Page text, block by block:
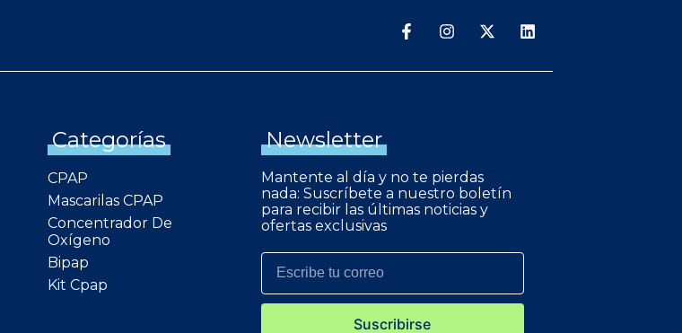
Categorías
CPAP
Mascarilas CPAP
Concentrador De
Oxígeno
Bipap
Kit Cpap
Newsletter
Mantente al día y no te pierdas
nada: Suscríbete a nuestro boletín
para recibir las últimas noticias y
ofertas exclusivas
Suscribirse